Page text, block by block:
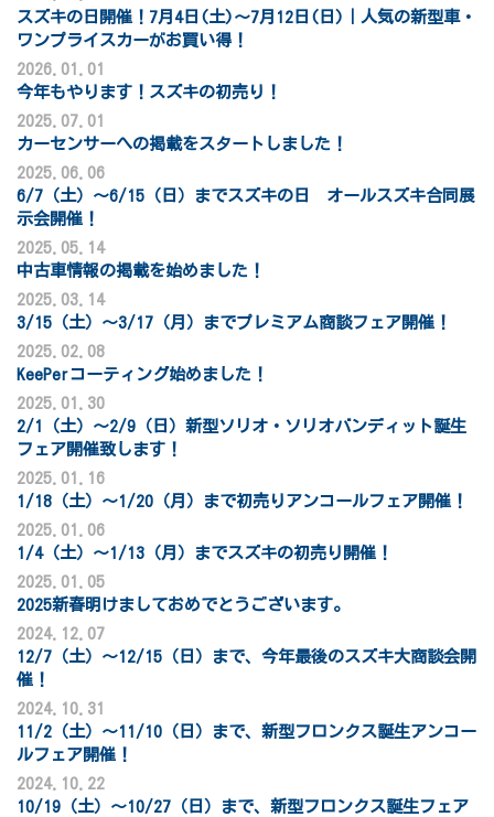
スズキの日開催！7月4日(土)～7月12日(日)｜人気の新型車・
ワンプライスカーがお買い得！
2026.01.01
今年もやります！スズキの初売り！
2025.07.01
カーセンサーへの掲載をスタートしました！
2025.06.06
6/7（土）～6/15（日）までスズキの日 オールスズキ合同展
示会開催！
2025.05.14
中古車情報の掲載を始めました！
2025.03.14
3/15（土）～3/17（月）までプレミアム商談フェア開催！
2025.02.08
KeePerコーティング始めました！
2025.01.30
2/1（土）～2/9（日）新型ソリオ・ソリオバンディット誕生
フェア開催致します！
2025.01.16
1/18（土）～1/20（月）まで初売りアンコールフェア開催！
2025.01.06
1/4（土）～1/13（月）までスズキの初売り開催！
2025.01.05
2025新春明けましておめでとうございます。
2024.12.07
12/7（土）～12/15（日）まで、今年最後のスズキ大商談会開
催！
2024.10.31
11/2（土）～11/10（日）まで、新型フロンクス誕生アンコー
ルフェア開催！
2024.10.22
10/19（土）～10/27（日）まで、新型フロンクス誕生フェア